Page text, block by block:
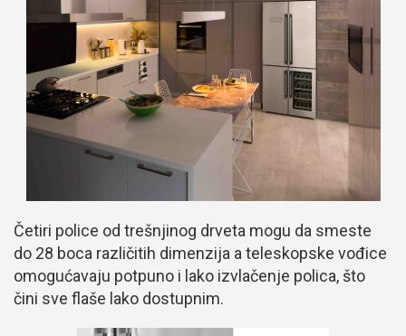
Četiri police od trešnjinog drveta mogu da smeste
do 28 boca različitih dimenzija a teleskopske vođice
omogućavaju potpuno i lako izvlačenje polica, što
čini sve flaše lako dostupnim.